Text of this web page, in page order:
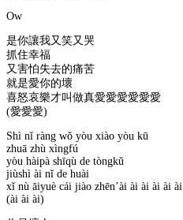
Ow
是你讓我又笑又哭
抓住幸福
又害怕失去的痛苦
就是愛你的壞
喜怒哀樂才叫做真愛愛愛愛愛愛
(愛愛愛)
Shì nǐ ràng wǒ yòu xiào yòu kū
zhuā zhù xìngfú
yòu hàipà shīqù de tòngkǔ
jiùshì ài nǐ de huài
xǐ nù āiyuè cái jiào zhēn’ài ài ài ài ài ài
(ài ài ài)